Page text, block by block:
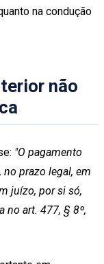
na condução
não
"O pagamento
prazo legal, em
juízo, por si só,
no art. 477, § 8º,